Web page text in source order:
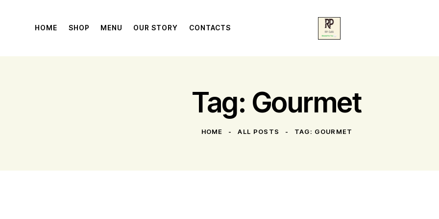
HOME SHOP MENU OUR STORY CONTACTS
Tag: Gourmet
HOME ALL POSTS TAG: GOURMET